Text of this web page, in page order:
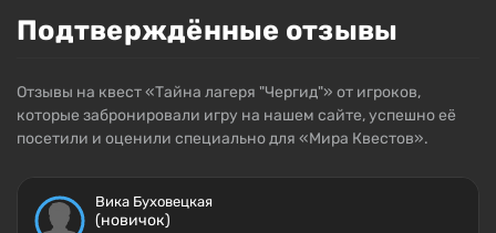
Подтверждённые отзывы
Отзывы на квест «Тайна лагеря "Чергид"» от игроков,
которые забронировали игру на нашем сайте, успешно её
посетили и оценили специально для «Мира Квестов».
Вика Буховецкая
(новичок)